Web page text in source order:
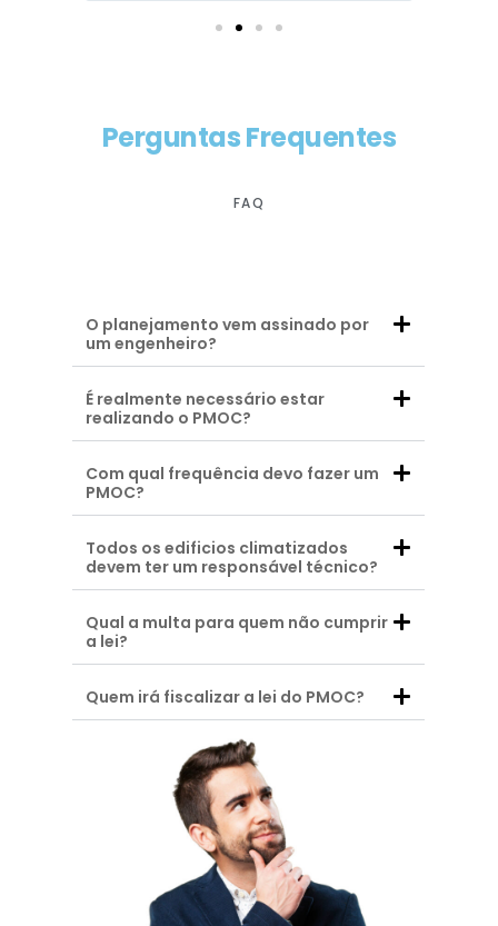
Perguntas Frequentes
FAQ
O planejamento vem assinado por
um engenheiro?
É realmente necessário estar
realizando o PMOC?
Com qual frequência devo fazer um
PMOC?
Todos os edificios climatizados
devem ter um responsável técnico?
Qual a multa para quem não cumprir
a lei?
Quem irá fiscalizar a lei do PMOC?